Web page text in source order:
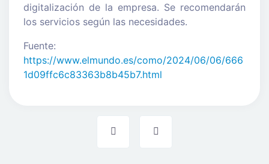
digitalización de la empresa. Se recomendarán
los servicios según las necesidades.
Fuente:
https://www.elmundo.es/como/2024/06/06/666
1d09ffc6c83363b8b45b7.html